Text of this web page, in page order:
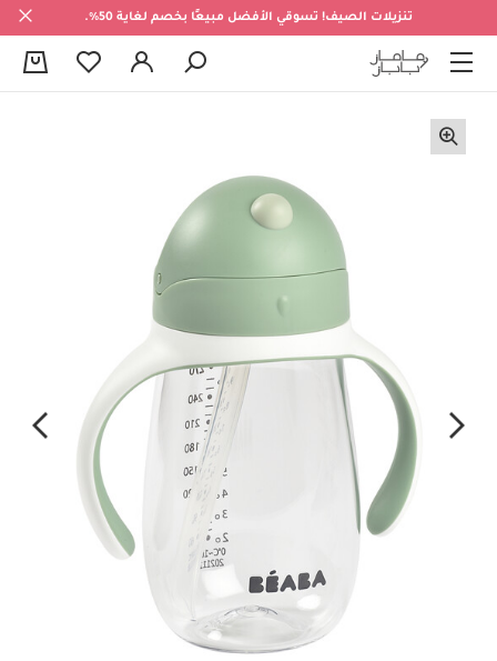
تنزيلات الصيف! تسوقي الأفضل مبيعًا بخصم لغاية 50%.